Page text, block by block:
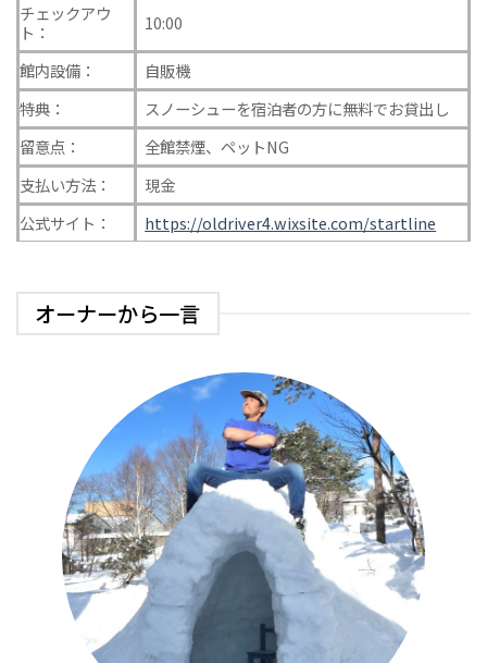
チェックアウ
ト：
10:00
館内設備：
自販機
特典：
スノーシューを宿泊者の方に無料でお貸出し
留意点：
全館禁煙、ペットNG
支払い方法：
現金
公式サイト：
https://oldriver4.wixsite.com/startline
オーナーから一言